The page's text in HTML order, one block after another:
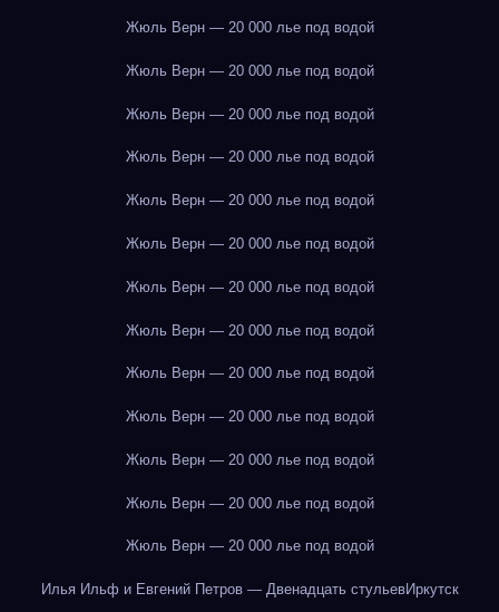
Жюль Верн — 20 000 лье под водой
Жюль Верн — 20 000 лье под водой
Жюль Верн — 20 000 лье под водой
Жюль Верн — 20 000 лье под водой
Жюль Верн — 20 000 лье под водой
Жюль Верн — 20 000 лье под водой
Жюль Верн — 20 000 лье под водой
Жюль Верн — 20 000 лье под водой
Жюль Верн — 20 000 лье под водой
Жюль Верн — 20 000 лье под водой
Жюль Верн — 20 000 лье под водой
Жюль Верн — 20 000 лье под водой
Жюль Верн — 20 000 лье под водой
Илья Ильф и Евгений Петров — Двенадцать стульевИркутск